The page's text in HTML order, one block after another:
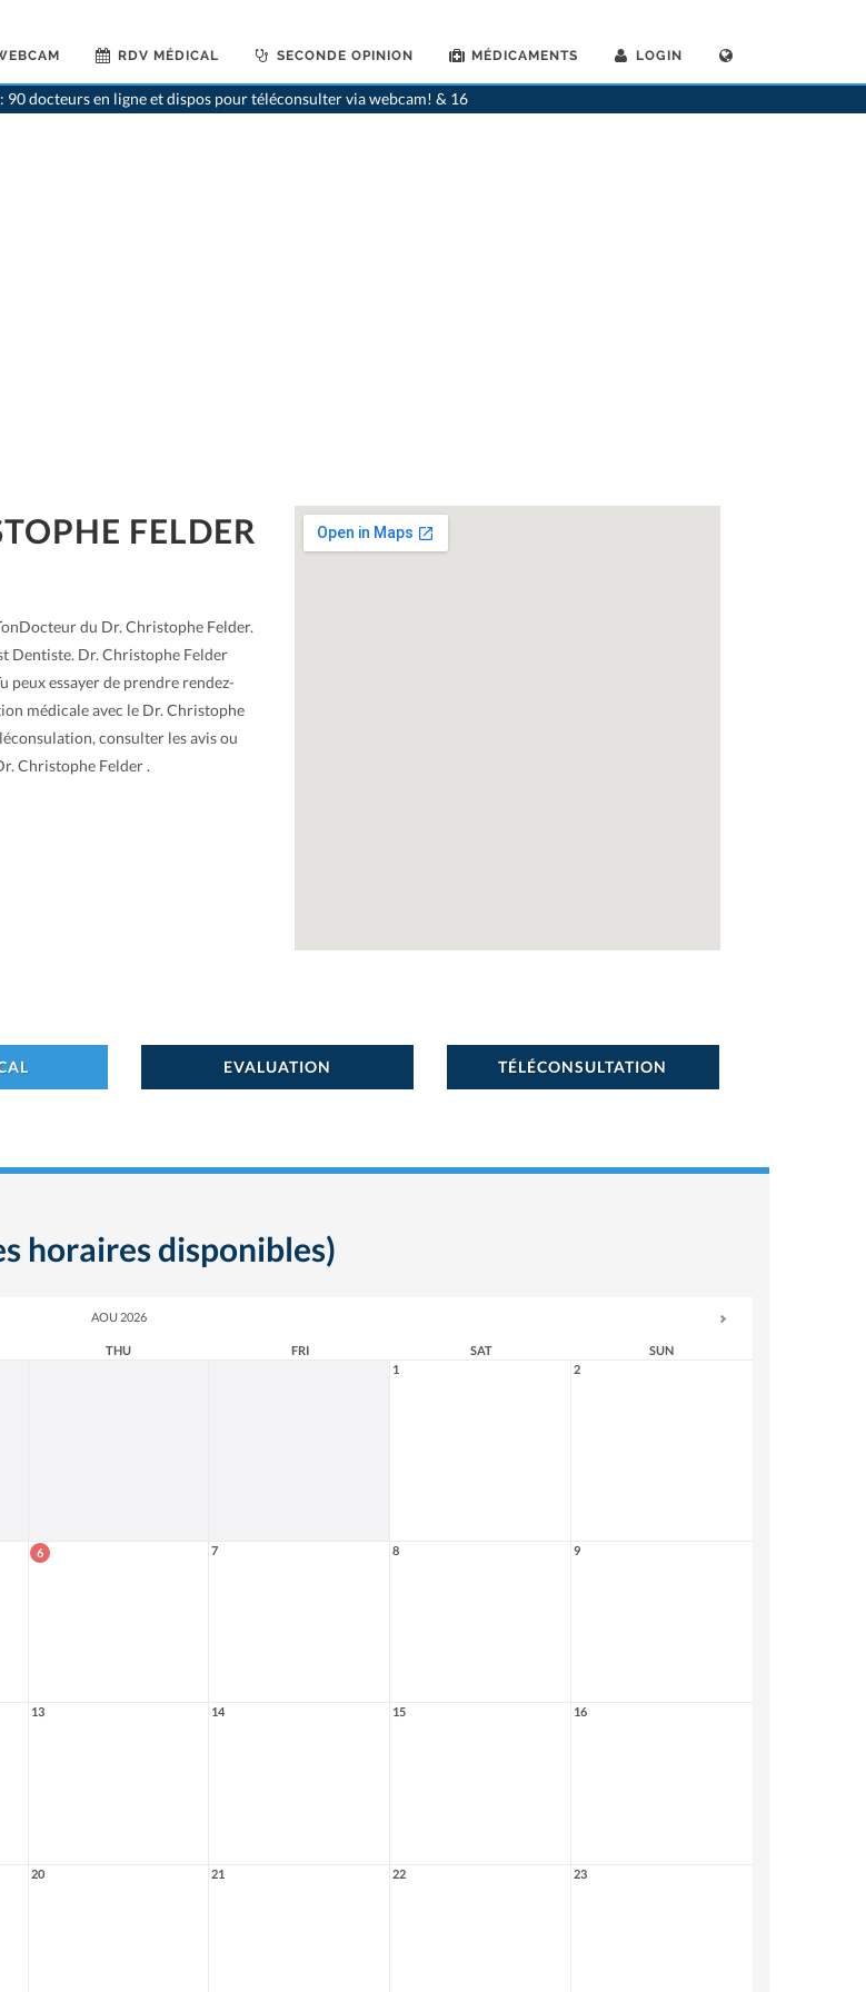
RDV MÉDICAL SECONDE OPINION MÉDICAMENTS LOGIN
docteurs en ligne et dispos pour téléconsulter via webcam! & 16
>Dentistes>Porrentruy>Dr. Christophe Felder>Rendez-vous avec Dr. Christophe Felder
FELDER
du Dr. Christophe Felder.
Dentiste. Dr. Christophe Felder
peux essayer de prendre rendez-
médicale avec le Dr. Christophe
consulter les avis ou
Christophe Felder .
EVALUATION TÉLÉCONSULTATION
horaires disponibles)
AOU 2026
THU FRI SAT
SUN
1
2
6 7 8 9
13 14 15 16
20 21 22 23